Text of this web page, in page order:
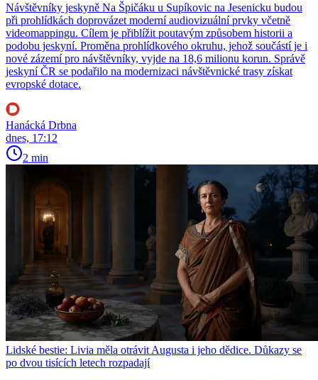
Návštěvníky jeskyně Na Špičáku u Supíkovic na Jesenicku budou
při prohlídkách doprovázet moderní audiovizuální prvky včetně
videomappingu. Cílem je přiblížit poutavým způsobem historii a
podobu jeskyní. Proměna prohlídkového okruhu, jehož součástí je i
nové zázemí pro návštěvníky, vyjde na 18,6 milionu korun. Správě
jeskyní ČR se podařilo na modernizaci návštěvnické trasy získat
evropské dotace.
Hanácká Drbna
dnes, 17:12
2 min
Lidské bestie: Livia měla otrávit Augusta i jeho dědice. Důkazy se
po dvou tisících letech rozpadají